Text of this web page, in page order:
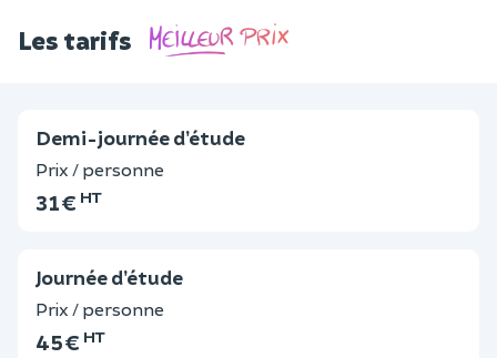
Les tarifs
Demi-journée d’étude
Prix / personne
31 € HT
Journée d’étude
Prix / personne
45 € HT